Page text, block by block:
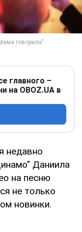
главного –
на OBOZ.UA в
недавно
Даниила
на песню
не только
новинки.